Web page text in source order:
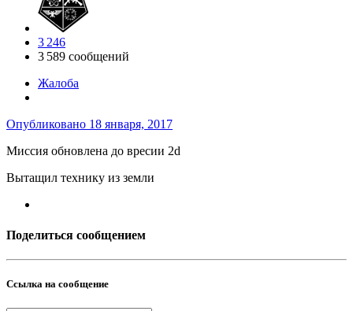
3 246
3 589 сообщений
Жалоба
Опубликовано 18 января, 2017
Миссия обновлена до вресии 2d
Вытащил технику из земли
Поделиться сообщением
Ссылка на сообщение